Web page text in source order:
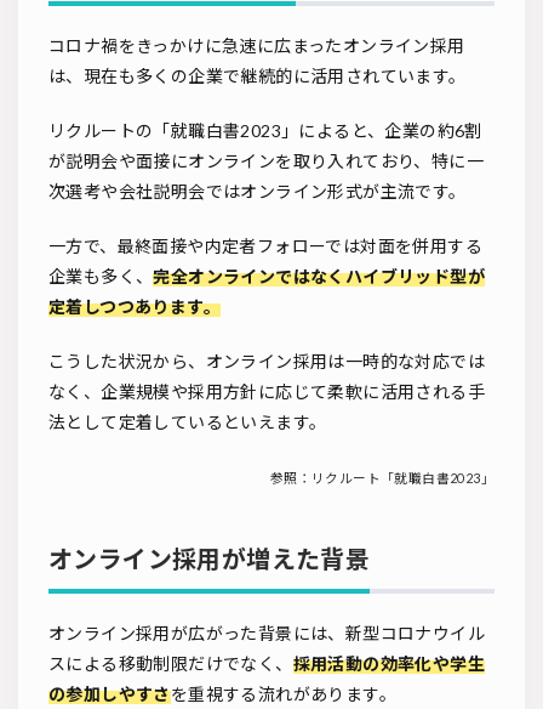
コロナ禍をきっかけに急速に広まったオンライン採用
は、現在も多くの企業で継続的に活用されています。
リクルートの「就職白書2023」によると、企業の約6割
が説明会や面接にオンラインを取り入れており、特に一
次選考や会社説明会ではオンライン形式が主流です。
一方で、最終面接や内定者フォローでは対面を併用する
企業も多く、完全オンラインではなくハイブリッド型が
定着しつつあります。
こうした状況から、オンライン採用は一時的な対応では
なく、企業規模や採用方針に応じて柔軟に活用される手
法として定着しているといえます。
参照： リクルート「就職白書2023」
オンライン採用が増えた背景
オンライン採用が広がった背景には、新型コロナウイル
スによる移動制限だけでなく、 採用活動の効率化や学生
の参加しやすさを重視する流れがあります。